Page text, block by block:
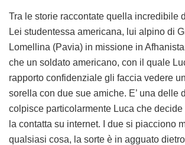
Tra le storie raccontate quella incredibile
Lei studentessa americana, lui alpino di
Lomellina (Pavia) in missione in
che un soldato americano, con il quale
rapporto confidenziale gli faccia vedere
sorella con due sue amiche. E’ una delle
colpisce particolarmente Luca che
la contatta su internet. I due si piacciono
qualsiasi cosa, la sorte è in agguato